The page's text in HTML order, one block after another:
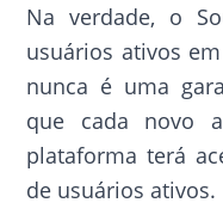
Na verdade, o
usuários ativos
nunca é uma
que cada novo
plataforma terá
de usuários ativos.